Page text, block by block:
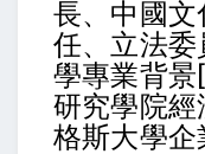
長、中國文
任、立法
學專業背
研究學院
格斯大學企